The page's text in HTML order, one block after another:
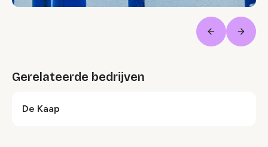
Vorige
Gerelateerde bedrijven
De Kaap